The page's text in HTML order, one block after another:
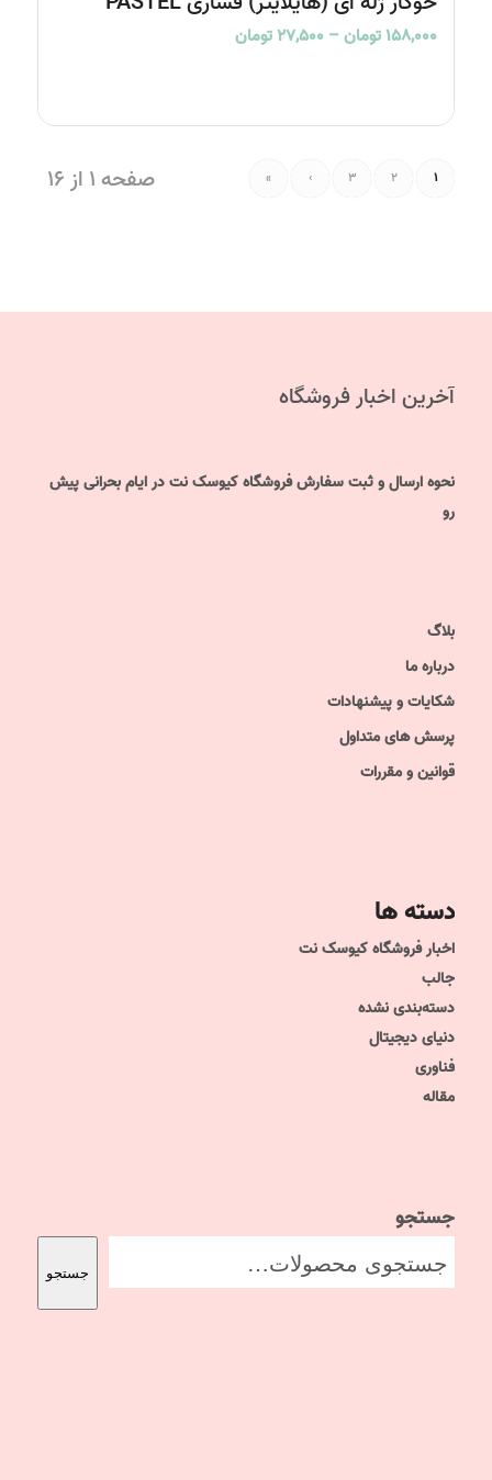
۱۵۸,۰۰۰تومان– ۲۷,۵۰۰تومانPrice
۱۵۸,۰۰۰ تومان
صفحه 1 از 16 1
2
3
›
»
آخرین اخبار فروشگاه
نحوه ارسال و ثبت سفارش فروشگاه کیوسک نت در ایام بحرانی پیش
رو
بلاگ
درباره ما
شکایات و پیشنهادات
پرسش های متداول
قوانین و مقررات
دسته ها
اخبار فروشگاه کیوسک نت
جالب
دسته‌بندی نشده
دنیای دیجیتال
فناوری
مقاله
جستجو
جستجو